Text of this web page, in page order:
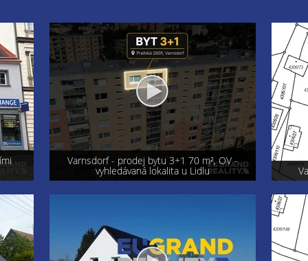
-
Varnsdorf - prodej pozemku 800 m²